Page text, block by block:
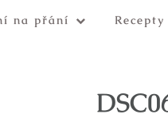
na přání Recepty